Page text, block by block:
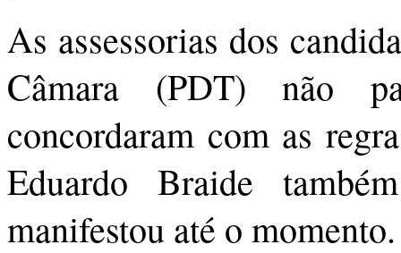
As assessorias dos
Câmara (PDT) não
concordaram com as
Eduardo Braide
manifestou até o momento.